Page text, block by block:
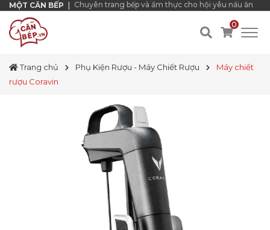
MỘT CĂN BẾP Chuyên trang bếp và ẩm thực cho hội yêu nấu ăn
0
Trang chủ Phụ Kiện Rượu - Máy Chiết Rượu
Máy chiết
rượu Coravin